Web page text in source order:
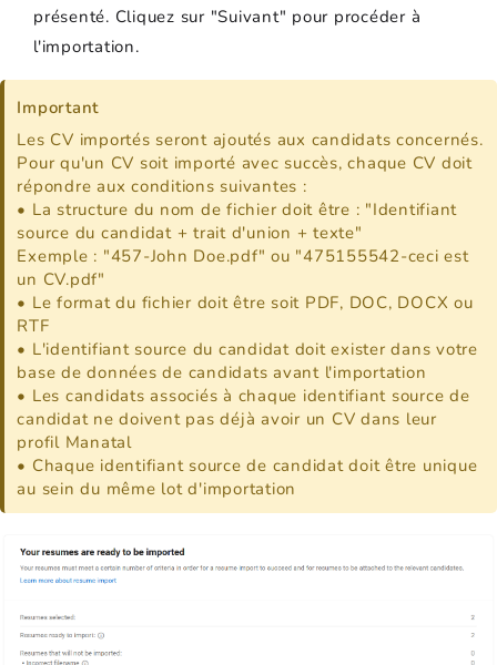
présenté. Cliquez sur "Suivant" pour procéder à
l'importation.
Important
Les CV importés seront ajoutés aux candidats concernés.
Pour qu'un CV soit importé avec succès, chaque CV doit
répondre aux conditions suivantes :
• La structure du nom de fichier doit être : "Identifiant
source du candidat + trait d'union + texte"
Exemple : "457-John Doe.pdf" ou "475155542-ceci est
un CV.pdf"
• Le format du fichier doit être soit PDF, DOC, DOCX ou
RTF
• L'identifiant source du candidat doit exister dans votre
base de données de candidats avant l'importation
• Les candidats associés à chaque identifiant source de
candidat ne doivent pas déjà avoir un CV dans leur
profil Manatal
• Chaque identifiant source de candidat doit être unique
au sein du même lot d'importation